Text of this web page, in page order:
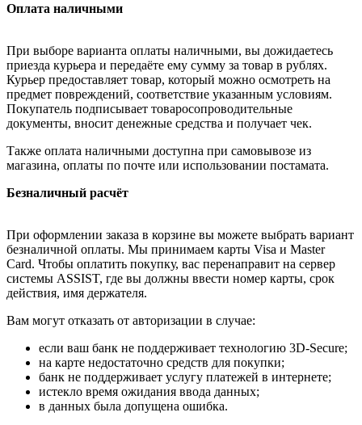
Оплата наличными
При выборе варианта оплаты наличными, вы дожидаетесь
приезда курьера и передаёте ему сумму за товар в рублях.
Курьер предоставляет товар, который можно осмотреть на
предмет повреждений, соответствие указанным условиям.
Покупатель подписывает товаросопроводительные
документы, вносит денежные средства и получает чек.
Также оплата наличными доступна при самовывозе из
магазина, оплаты по почте или использовании постамата.
Безналичный расчёт
При оформлении заказа в корзине вы можете выбрать вариант
безналичной оплаты. Мы принимаем карты Visa и Master
Card. Чтобы оплатить покупку, вас перенаправит на сервер
системы ASSIST, где вы должны ввести номер карты, срок
действия, имя держателя.
Вам могут отказать от авторизации в случае:
если ваш банк не поддерживает технологию 3D-Secure;
на карте недостаточно средств для покупки;
банк не поддерживает услугу платежей в интернете;
истекло время ожидания ввода данных;
в данных была допущена ошибка.